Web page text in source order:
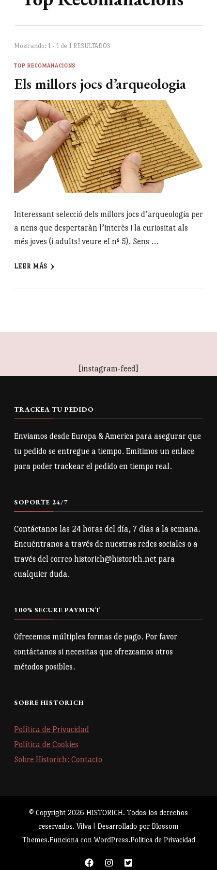
Mostrando: 1 - 1 de 1 RESULTADOS
TOP RECOMANACIONS
Els millors jocs d’arqueologia
Interessant selecció dels millors jocs d’arqueologia per
a nens que despertaràn l’interès i la curiositat als
més joves (i adults! veure el nº 5). Sens …
LEER MÁS
[instagram-feed]
TRACKEA TU PEDIDO
Enviamos desde Europa & America para asegurar que
tu pedido se entregue a tiempo. Emitimos un enlace
para poder trackear el pedido en tiempo real.
SOPORTE 24/7
Contáctanos las 24 horas del día, 7 días a la semana.
Encuéntranos a través de nuestras redes sociales o a
través del correo historich@historich.net para
cualquier duda.
100% SECURE PAYMENT
Ofrecemos múltiples formas de pago. Por favor
contáctanos si necesitas que ofrezcamos otros
métodos posibles.
SOBRE HISTORICH
Política de Privacidad
Política de Cookies
Sobre Historich: Contacto
© Copyright 2026 HISTORICH. Todos los derechos
reservados. Vilva | Desarrollado por Blossom
Themes.Funciona con WordPress.Politica de Privacidad